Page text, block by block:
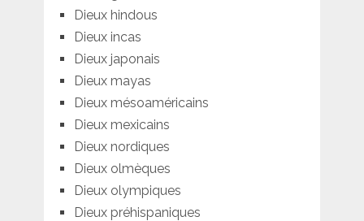
Dieux hindous
Dieux incas
Dieux japonais
Dieux mayas
Dieux mésoaméricains
Dieux mexicains
Dieux nordiques
Dieux olmèques
Dieux olympiques
Dieux préhispaniques